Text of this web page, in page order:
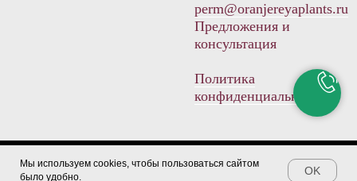
perm@oranjereyaplants.ru
Предложения и
консультация
Политика
конфиденциальности
Мы используем cookies, чтобы пользоваться сайтом
было удобно.
OK
Made on Tilda